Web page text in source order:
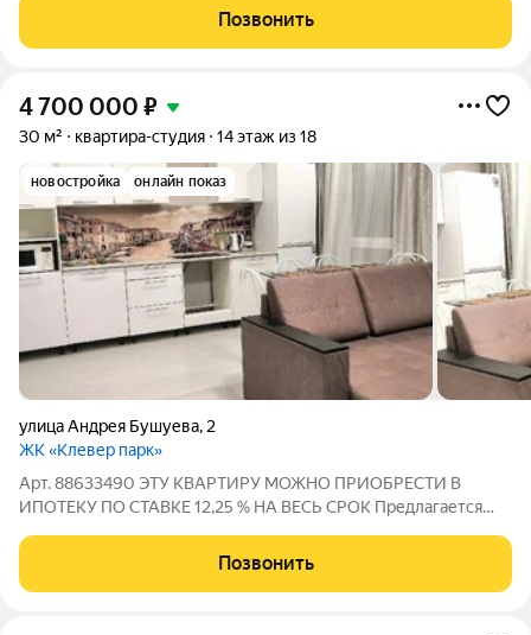
Просторная кухня площадью 10 м станет отличным местом для
семейных обедов. Из
Позвонить
4 700 000 ₽
30 м² квартира-студия 14 этаж из 18
новостройка онлайн показ
улица Андрея Бушуева, 2
ЖК «Клевер парк»
Арт. 88633490 ЭТУ КВАРТИРУ МОЖНО ПРИОБРЕСТИ В
ИПОТЕКУ ПО СТАВКЕ 12,25 % НА ВЕСЬ СРОК Предлагается
Тюменская слобода В квартире выполнен качественный
ремонт: -Стены оклеены обоями -На полу комнат выложен
Позвонить